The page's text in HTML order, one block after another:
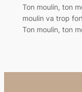
Ton moulin, ton
moulin va trop
Ton moulin, ton